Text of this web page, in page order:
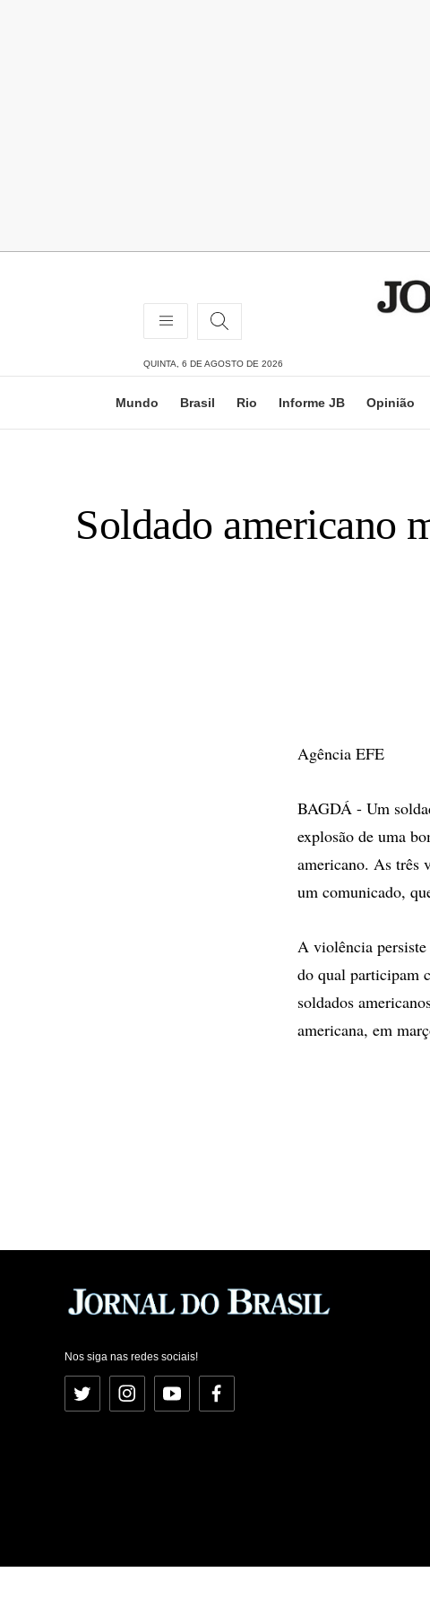
QUINTA, 6 DE AGOSTO DE 2026
Mundo Brasil Rio Informe JB Opinião
Soldado americano
Agência EFE
BAGDÁ - Um
explosão de uma
americano. As três
um comunicado,
A violência persiste
do qual participam
soldados
americana, em
Nos siga nas redes sociais!
Twitter InstagramYouTubeFacebook